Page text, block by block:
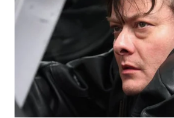
WN
MANDALIKA
WN
LIKUPANG
WN